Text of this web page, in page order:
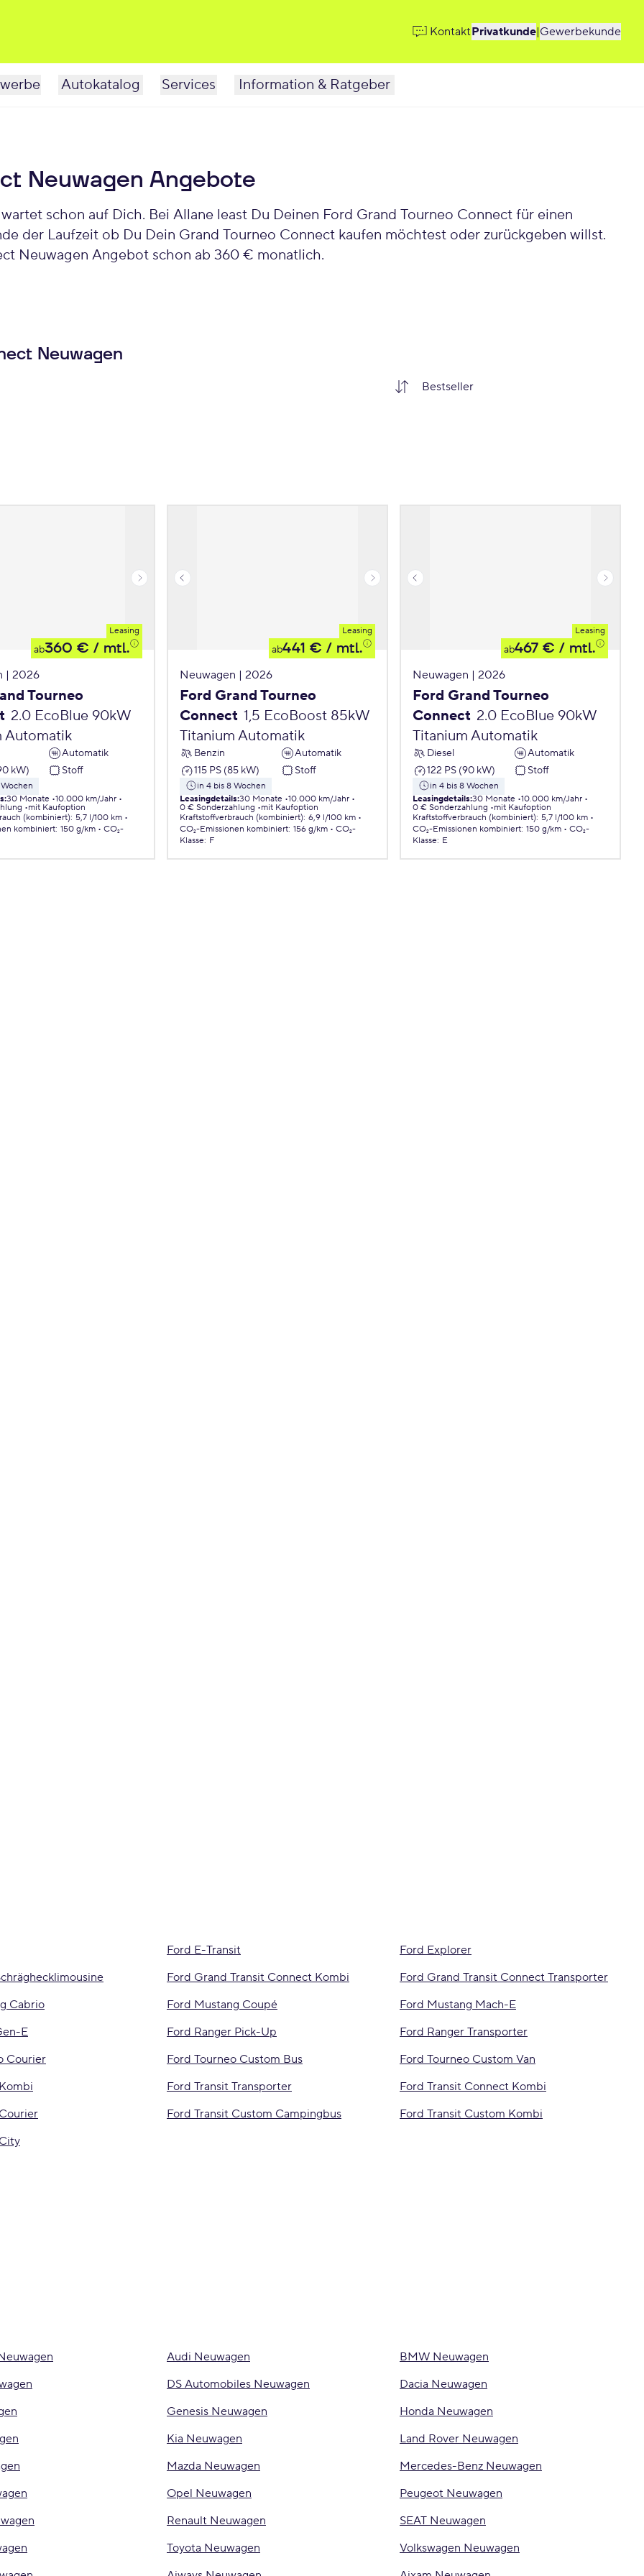
KontaktPrivatkunde|Gewerbekunde
Autokatalog Services Information & Ratgeber
Neuwagen Angebote
schon auf Dich. Bei Allane least Du Deinen Ford Grand Tourneo Connect für einen
der Laufzeit ob Du Dein Grand Tourneo Connect kaufen möchtest oder zurückgeben willst.
Neuwagen Angebot schon ab 360 € monatlich.
Neuwagen
Leasing
ab360 € / mtl.
| 2026
Tourneo
2.0 EcoBlue 90kW
Automatik
Automatik
kW)
Stoff
:30 Monate 10.000 km/Jahr
mit Kaufoption
(kombiniert): 5,7 l/100 km
kombiniert: 150 g/km
CO₂-
Leasing
ab441 € / mtl.
Neuwagen | 2026
Ford Grand Tourneo
Connect 1,5 EcoBoost 85kW
Titanium Automatik
Benzin
Automatik
115 PS (85 kW)
Stoff
in 4 bis 8 Wochen
Leasingdetails:30 Monate 10.000 km/Jahr
0 € Sonderzahlung
mit Kaufoption
Kraftstoffverbrauch (kombiniert): 6,9 l/100 km
CO₂-Emissionen kombiniert: 156 g/km
CO₂-
Klasse: F
Leasing
ab467 € / mtl.
Neuwagen | 2026
Ford Grand Tourneo
Connect 2.0 EcoBlue 90kW
Titanium Automatik
Diesel
Automatik
122 PS (90 kW)
Stoff
in 4 bis 8 Wochen
Leasingdetails:30 Monate 10.000 km/Jahr
0 € Sonderzahlung
mit Kaufoption
Kraftstoffverbrauch (kombiniert): 5,7 l/100 km
CO₂-Emissionen kombiniert: 150 g/km
CO₂-
Klasse: E
Ford E-Transit
Ford Explorer
Ford Grand Transit Connect Kombi
Ford Grand Transit Connect Transporter
Cabrio Ford Mustang Coupé
Ford Mustang Mach-E
E Ford Ranger Pick-Up
Ford Ranger Transporter
Courier Ford Tourneo Custom Bus
Ford Tourneo Custom Van
Ford Transit Transporter
Ford Transit Connect Kombi
Ford Transit Custom Campingbus
Ford Transit Custom Kombi
Audi Neuwagen
BMW Neuwagen
DS Automobiles Neuwagen
Dacia Neuwagen
Genesis Neuwagen
Honda Neuwagen
Kia Neuwagen
Land Rover Neuwagen
Mazda Neuwagen
Mercedes-Benz Neuwagen
Opel Neuwagen
Peugeot Neuwagen
Renault Neuwagen
SEAT Neuwagen
Toyota Neuwagen
Volkswagen Neuwagen